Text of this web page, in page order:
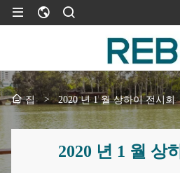
집 > 2020 년 1 월 상하이 전시회
2020 년 1 월 상